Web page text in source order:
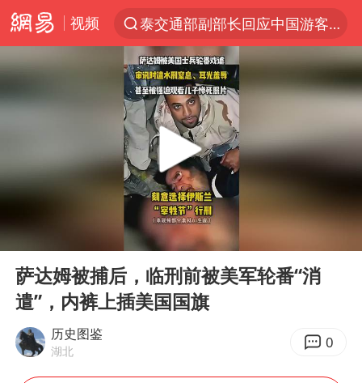
视频
泰交通部副部长回应中国游客遭歧视
夜幕落下 运动上场
1岁宝宝碰坏纸巾盒 宝妈被索赔924元
Meta被判支付5.67亿美元
47岁妈妈突然产女 26岁女儿：很震惊
21楼高空抛物嫌疑人被拘留
实探山东最热的“中国蔬菜之乡”
Play
萨达姆被捕后，临刑前被美军轮番“消
遣”，内裤上插美国国旗
历史图鉴
湖北 0